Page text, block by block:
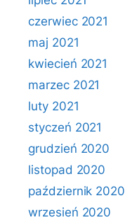
czerwiec 2021
maj 2021
kwiecień 2021
marzec 2021
luty 2021
styczeń 2021
grudzień 2020
listopad 2020
październik 2020
wrzesień 2020